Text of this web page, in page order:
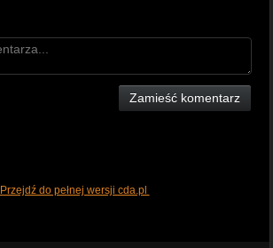
Zamieść komentarz
Przejdź do pełnej wersji cda.pl